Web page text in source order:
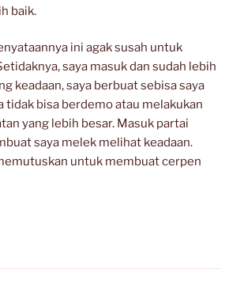
baik.
ini agak susah untuk
saya masuk dan sudah lebih
keadaan, saya berbuat sebisa saya
tidak bisa berdemo atau melakukan
yang lebih besar. Masuk partai
saya melek melihat keadaan.
untuk membuat cerpen